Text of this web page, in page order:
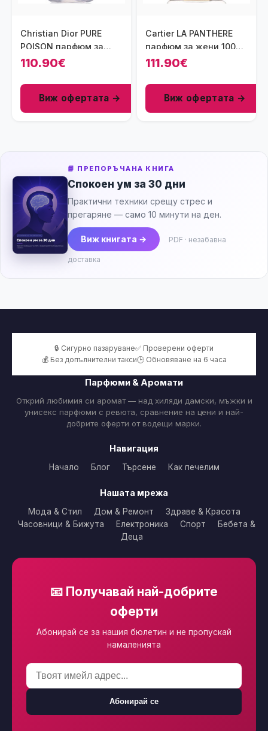
Christian Dior PURE
POISON парфюм за
жени EDP 50 мл
110.90€
Виж офертата →
Cartier LA PANTHERE
парфюм за жени 100
мл - EDP
111.90€
Виж офертата →
📘 ПРЕПОРЪЧАНА КНИГА
Спокоен ум за 30 дни
Практични техники срещу стрес и
прегаряне — само 10 минути на ден.
Виж книгата → PDF · незабавна
доставка
🔒 Сигурно пазаруване✅ Проверени оферти
💰 Без допълнителни такси🕒 Обновяване на 6 часа
Парфюми & Аромати
Открий любимия си аромат — над хиляди дамски, мъжки и
унисекс парфюми с ревюта, сравнение на цени и най-
добрите оферти от водещи марки.
Навигация
Начало Блог Търсене Как печелим
Нашата мрежа
Мода & Стил Дом & Ремонт
Здраве & Красота
Часовници & Бижута
Електроника Спорт
Бебета &
Деца
📧 Получавай най-добрите
оферти
Абонирай се за нашия бюлетин и не пропускай
намаленията
Абонирай се